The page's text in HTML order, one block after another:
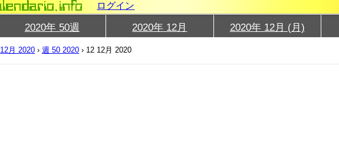
ログイン
2020年 50週 2020年 12月 2020年 12月 (月)
12月 2020 ›週 50 2020 › 12 12月 2020